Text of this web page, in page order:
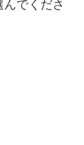
でくださ